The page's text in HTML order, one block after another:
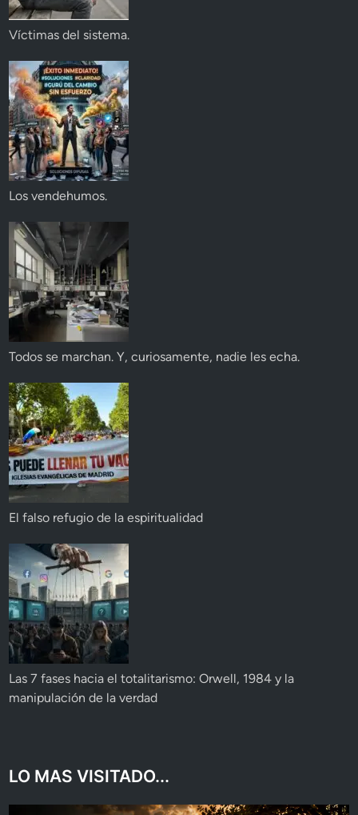
Víctimas del sistema.
Los vendehumos.
Todos se marchan. Y, curiosamente, nadie les echa.
El falso refugio de la espiritualidad
Las 7 fases hacia el totalitarismo: Orwell, 1984 y la
manipulación de la verdad
LO MAS VISITADO...